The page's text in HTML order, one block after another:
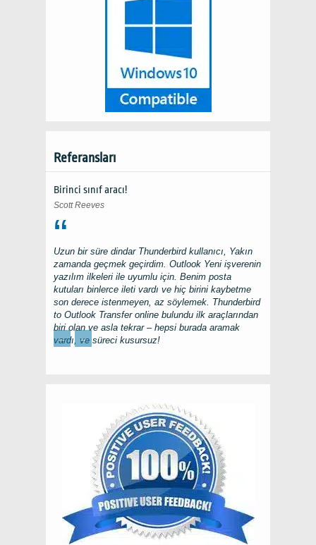
Referansları
Birinci sınıf aracı!
Scott Reeves
Uzun bir süre dindar Thunderbirdkullanıcı, Yakın
zamanda geçmek geçirdim. Outlook Yeni işverenin
yazılım ilkeleri ile uyumlu için. Benim posta
kutuları binlerce ileti vardı ve hiç birini kaybetme
son derece istenmeyen, az söylemek. Thunderbird
to Outlook Transferonline bulundu ilk araçlarından
biri olan ve asla tekrar – hepsi burada aramak
vardı, ve süreci kusursuz!
← →